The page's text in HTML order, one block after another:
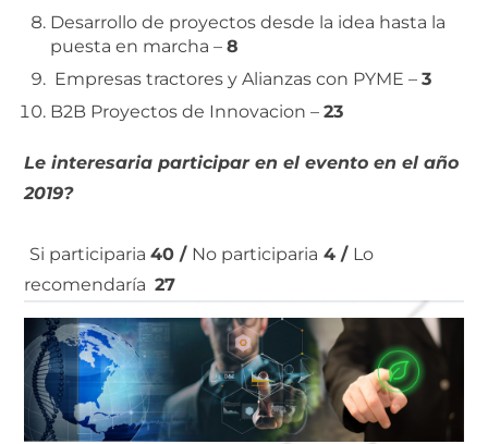
Desarrollo de proyectos desde la idea hasta la
puesta en marcha –8
Empresas tractores y Alianzas con PYME –3
B2B Proyectos de Innovacion –23
Le interesaria participar en el evento en el año
2019?
Si participaria40 / No participaria 4 / Lo
recomendaría27